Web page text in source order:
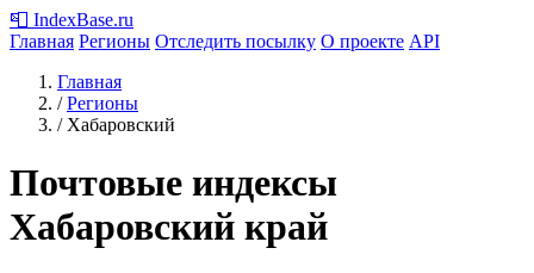
📮 IndexBase.ru
Главная Регионы Отследить посылку О проекте API
Главная
/ Регионы
/ Хабаровский
Почтовые индексы
Хабаровский край